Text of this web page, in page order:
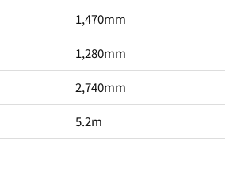
1,470mm
1,280mm
2,740mm
5.2m